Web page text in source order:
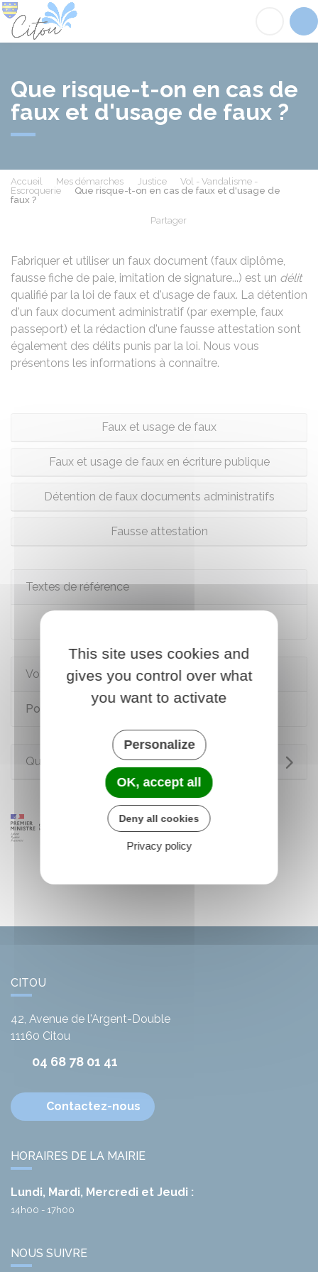
Que risque-t-on en cas de
faux et d'usage de faux ?
Accueil Mes démarches Justice
Vol - Vandalisme -
Escroquerie
Que risque-t-on en cas de faux et d'usage de
faux ?
Partager
Fabriquer et utiliser un faux document (faux diplôme,
fausse fiche de paie, imitation de signature...) est un délit
qualifié par la loi de faux et d'usage de faux. La détention
d'un faux document administratif (par exemple, faux
passeport) et la rédaction d'une fausse attestation sont
également des délits punis par la loi. Nous vous
présentons les informations à connaître.
Faux et usage de faux
Faux et usage de faux en écriture publique
Détention de faux documents administratifs
Fausse attestation
Textes de référence
Voir aussi
Porter plainte
Questions ? Réponses !
CITOU
42, Avenue de l'Argent-Double
11160 Citou
04 68 78 01 41
Contactez-nous
HORAIRES DE LA MAIRIE
Lundi, Mardi, Mercredi et Jeudi :
14h00 - 17h00
NOUS SUIVRE
This site uses cookies and
gives you control over what
you want to activate
Personalize
OK, accept all
Deny all cookies
Privacy policy